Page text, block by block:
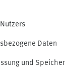
Daten
und